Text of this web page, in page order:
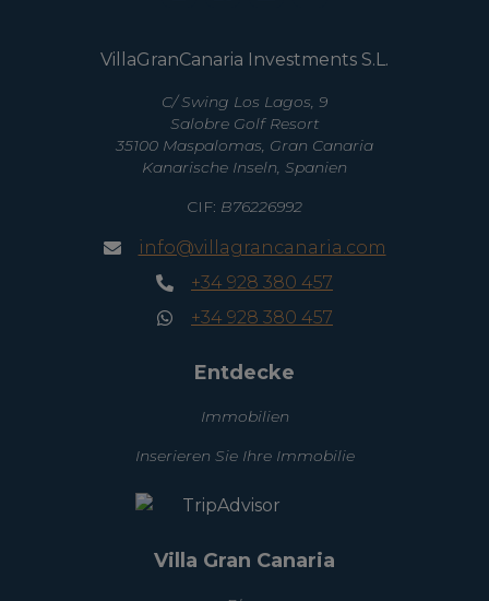
VillaGranCanaria Investments S.L.
C/ Swing Los Lagos, 9
Salobre Golf Resort
35100 Maspalomas, Gran Canaria
Kanarische Inseln, Spanien
CIF: B76226992
info@villagrancanaria.com
+34 928 380 457
+34 928 380 457
Entdecke
Immobilien
Inserieren Sie Ihre Immobilie
Villa Gran Canaria